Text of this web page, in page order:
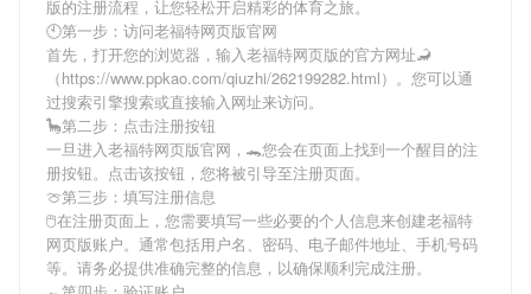
版的注册流程，让您轻松开启精彩的体育之旅。
🕙第一步：访问老福特网页版官网
首先，打开您的浏览器，输入老福特网页版的官方网址🦂
（https://www.ppkao.com/qiuzhi/262199282.html）。您可以通
过搜索引擎搜索或直接输入网址来访问。
🦕第二步：点击注册按钮
一旦进入老福特网页版官网，🐊您会在页面上找到一个醒目的注
册按钮。点击该按钮，您将被引导至注册页面。
🍈第三步：填写注册信息
🖱在注册页面上，您需要填写一些必要的个人信息来创建老福特
网页版账户。通常包括用户名、密码、电子邮件地址、手机号码
等。请务必提供准确完整的信息，以确保顺利完成注册。